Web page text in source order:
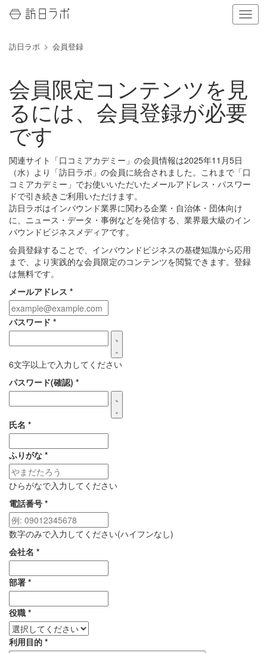
ナ
ビ
の
表
替
え
訪日ラボ 会員登録
会員限定コンテンツを見
るには、会員登録が必要
です
関連サイト「口コミアカデミー」の会員情報は2025年11月5日
（水）より「訪日ラボ」の会員に統合されました。これまで「口
コミアカデミー」でお使いいただいたメールアドレス・パスワー
ドで引き続きご利用いただけます。
訪日ラボはインバウンド業界に関わる企業・自治体・団体向け
に、ニュース・データ・事例などを発信する、業界最大級のイン
バウンドビジネスメディアです。
会員登録することで、インバウンドビジネスの基礎知識から応用
まで、より実践的な会員限定のコンテンツを閲覧できます。登録
は無料です。
メールアドレス *
パスワード *
6文字以上で入力してください
パスワード(確認) *
氏名 *
ふりがな *
ひらがなで入力してください
電話番号 *
数字のみで入力してください(ハイフンなし)
会社名 *
部署 *
役職 *
利用目的 *